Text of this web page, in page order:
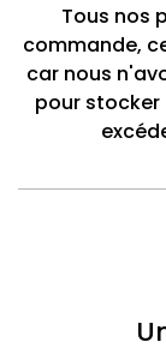
Tous nos
commande,
car nous
pour stocker